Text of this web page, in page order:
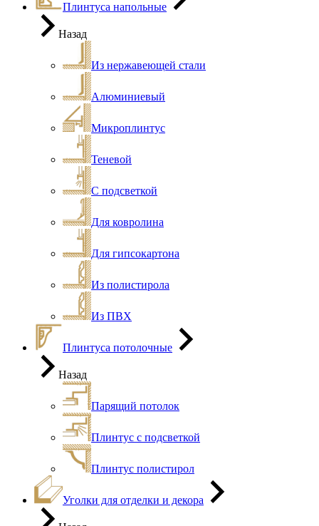
Плинтуса напольные
Назад
Из нержавеющей стали
Алюминиевый
Микроплинтус
Теневой
С подсветкой
Для ковролина
Для гипсокартона
Из полистирола
Из ПВХ
Плинтуса потолочные
Назад
Парящий потолок
Плинтус с подсветкой
Плинтус полистирол
Уголки для отделки и декора